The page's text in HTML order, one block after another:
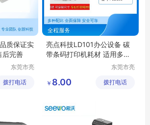
质保证实
后完善
东莞市亮
备有限公
拨打电话
亮点科技LD101办公设备 碳
带条码打印机耗材 适用多款
东莞市亮
备有限公
￥ 8.00 拨打电话